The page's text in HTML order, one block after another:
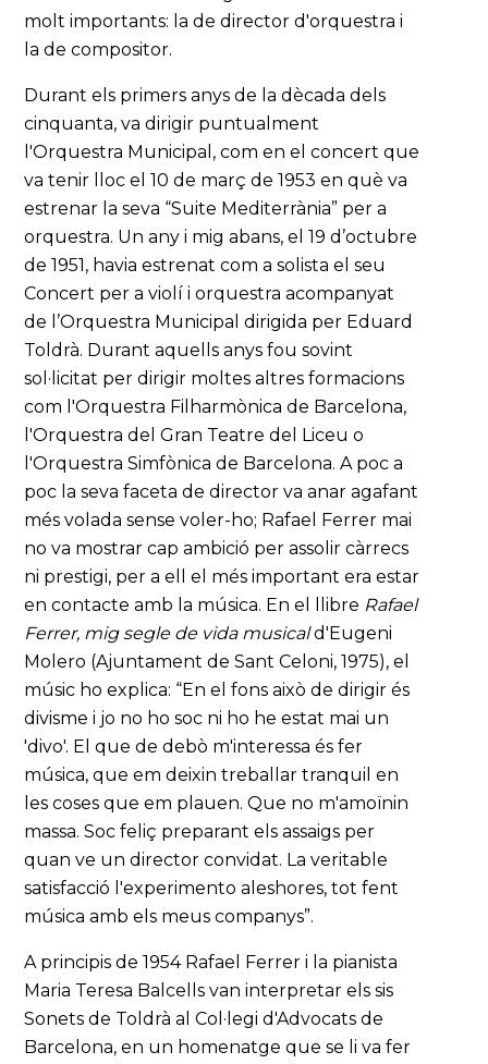
molt importants: la de director d'orquestra i
la de compositor.
Durant els primers anys de la dècada dels
cinquanta, va dirigir puntualment
l'Orquestra Municipal, com en el concert que
va tenir lloc el 10 de març de 1953 en què va
estrenar la seva “Suite Mediterrània” per a
orquestra. Un any i mig abans, el 19 d’octubre
de 1951, havia estrenat com a solista el seu
Concert per a violí i orquestra acompanyat
de l’Orquestra Municipal dirigida per Eduard
Toldrà. Durant aquells anys fou sovint
sol·licitat per dirigir moltes altres formacions
com l'Orquestra Filharmònica de Barcelona,
l'Orquestra del Gran Teatre del Liceu o
l'Orquestra Simfònica de Barcelona. A poc a
poc la seva faceta de director va anar agafant
més volada sense voler-ho; Rafael Ferrer mai
no va mostrar cap ambició per assolir càrrecs
ni prestigi, per a ell el més important era estar
en contacte amb la música. En el llibre Rafael
Ferrer, mig segle de vida musicald'Eugeni
Molero (Ajuntament de Sant Celoni, 1975), el
músic ho explica: “En el fons això de dirigir és
divisme i jo no ho soc ni ho he estat mai un
'divo'. El que de debò m'interessa és fer
música, que em deixin treballar tranquil en
les coses que em plauen. Que no m'amoïnin
massa. Soc feliç preparant els assaigs per
quan ve un director convidat. La veritable
satisfacció l'experimento aleshores, tot fent
música amb els meus companys”.
A principis de 1954 Rafael Ferrer i la pianista
Maria Teresa Balcells van interpretar els sis
Sonets de Toldrà al Col·legi d'Advocats de
Barcelona, en un homenatge que se li va fer